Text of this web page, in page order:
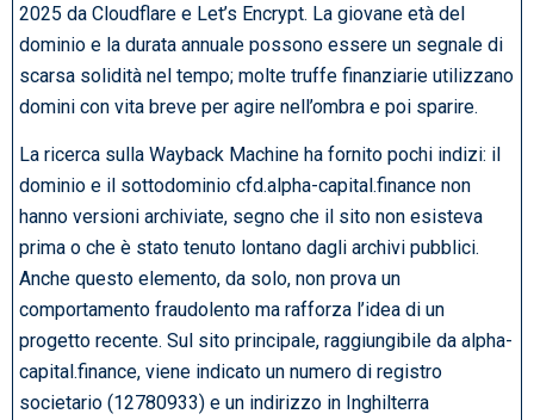
2025 da Cloudflare e Let’s Encrypt. La giovane età del
dominio e la durata annuale possono essere un segnale di
scarsa solidità nel tempo; molte truffe finanziarie utilizzano
domini con vita breve per agire nell’ombra e poi sparire.
La ricerca sulla Wayback Machine ha fornito pochi indizi: il
dominio e il sottodominio cfd.alpha-capital.finance non
hanno versioni archiviate, segno che il sito non esisteva
prima o che è stato tenuto lontano dagli archivi pubblici.
Anche questo elemento, da solo, non prova un
comportamento fraudolento ma rafforza l’idea di un
progetto recente. Sul sito principale, raggiungibile da alpha-
capital.finance, viene indicato un numero di registro
societario (12780933) e un indirizzo in Inghilterra